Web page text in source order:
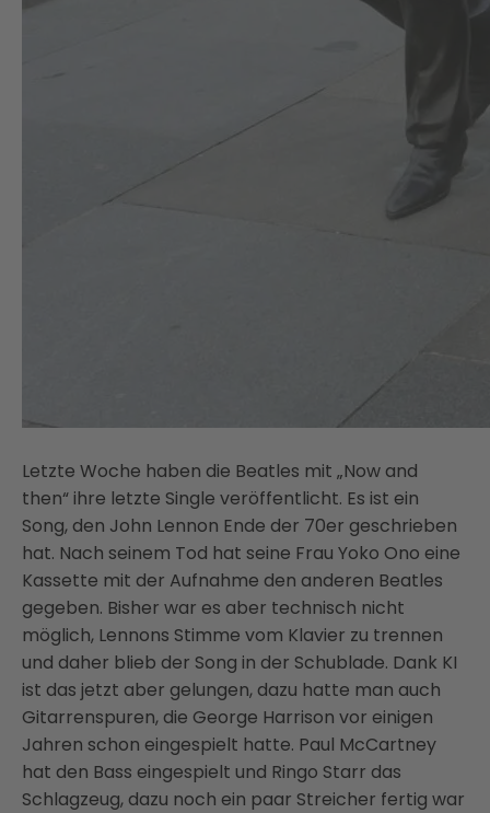
Letzte Woche haben die Beatles mit „Now and
then“ ihre letzte Single veröffentlicht. Es ist ein
Song, den John Lennon Ende der 70er geschrieben
hat. Nach seinem Tod hat seine Frau Yoko Ono eine
Kassette mit der Aufnahme den anderen Beatles
gegeben. Bisher war es aber technisch nicht
möglich, Lennons Stimme vom Klavier zu trennen
und daher blieb der Song in der Schublade. Dank KI
ist das jetzt aber gelungen, dazu hatte man auch
Gitarrenspuren, die George Harrison vor einigen
Jahren schon eingespielt hatte. Paul McCartney
hat den Bass eingespielt und Ringo Starr das
Schlagzeug, dazu noch ein paar Streicher fertig war